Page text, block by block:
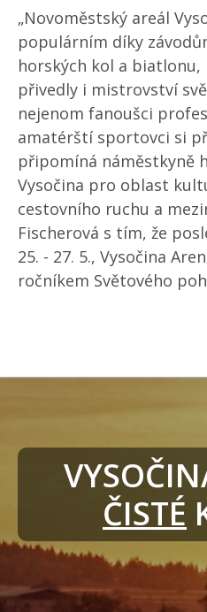
„Novoměstský areál
populárním díky
horských kol a biatlonu,
přivedly i mistrovství
nejenom fanoušci
amatérští sportovci si
připomíná náměstkyně
Vysočina pro oblast
cestovního ruchu a
Fischerová s tím, že
25. - 27. 5., Vysočina
ročníkem Světového
ČISTÉ